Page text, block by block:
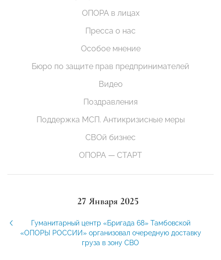
ОПОРА в лицах
Пресса о нас
Особое мнение
Бюро по защите прав предпринимателей
Видео
Поздравления
Поддержка МСП. Антикризисные меры
СВОй бизнес
ОПОРА — СТАРТ
27 Января 2025
Гуманитарный центр «Бригада 68» Тамбовской
«ОПОРЫ РОССИИ» организовал очередную доставку
груза в зону СВО